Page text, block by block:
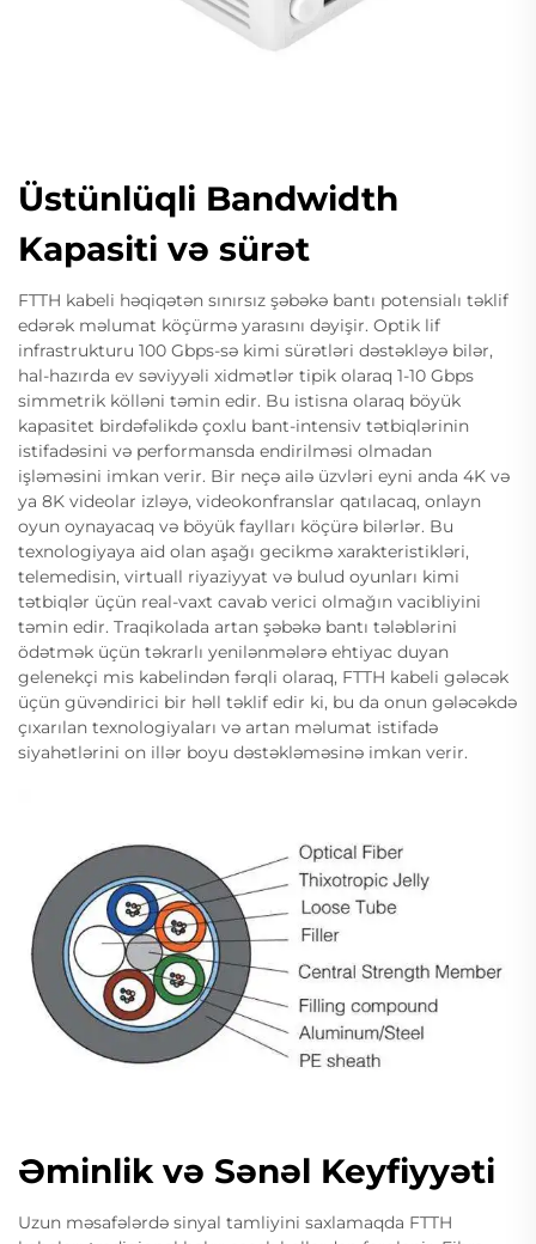
Üstünlüqli Bandwidth
Kapasiti və sürət
FTTH kabeli həqiqətən sınırsız şəbəkə bantı potensialı təklif
edərək məlumat köçürmə yarasını dəyişir. Optik lif
infrastrukturu 100 Gbps-sə kimi sürətləri dəstəkləyə bilər,
hal-hazırda ev səviyyəli xidmətlər tipik olaraq 1-10 Gbps
simmetrik kölləni təmin edir. Bu istisna olaraq böyük
kapasitet birdəfəlikdə çoxlu bant-intensiv tətbiqlərinin
istifadəsini və performansda endirilməsi olmadan
işləməsini imkan verir. Bir neçə ailə üzvləri eyni anda 4K və
ya 8K videolar izləyə, videokonfranslar qatılacaq, onlayn
oyun oynayacaq və böyük faylları köçürə bilərlər. Bu
texnologiyaya aid olan aşağı gecikmə xarakteristikləri,
telemedisin, virtuall riyaziyyat və bulud oyunları kimi
tətbiqlər üçün real-vaxt cavab verici olmağın vacibliyini
təmin edir. Traqikolada artan şəbəkə bantı tələblərini
ödətmək üçün təkrarlı yenilənmələrə ehtiyac duyan
gelenekçi mis kabelindən fərqli olaraq, FTTH kabeli gələcək
üçün güvəndirici bir həll təklif edir ki, bu da onun gələcəkdə
çıxarılan texnologiyaları və artan məlumat istifadə
siyahətlərini on illər boyu dəstəkləməsinə imkan verir.
Əminlik və Sənəl Keyfiyyəti
Uzun məsafələrdə sinyal tamliyini saxlamaqda FTTH